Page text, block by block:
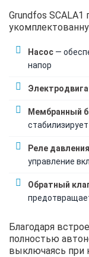
Grundfos
Насос —
напор
Мембранный
Реле
управление
Обратный
Благодаря
полностью
выключаясь при